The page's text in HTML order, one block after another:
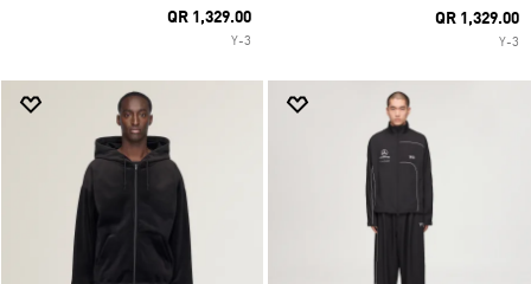
QR 1,329.00
Y-3
QR 1,329.00
Y-3